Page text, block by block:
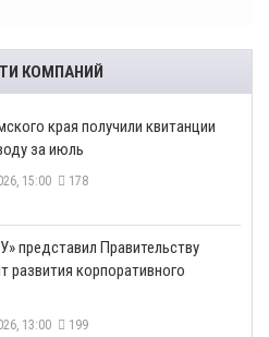
КОМПАНИЙ
края получили квитанции
за июль
15:00 178
представил Правительству
развития корпоративного
13:00 199